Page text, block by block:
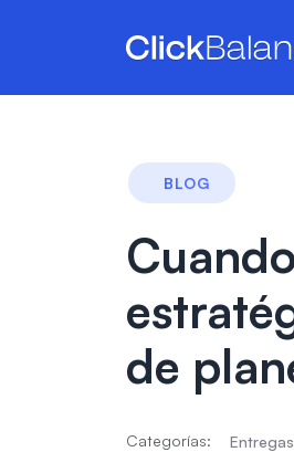
BLOG
de
Categorías: Entregas